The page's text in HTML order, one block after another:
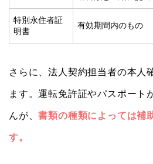
特別永住者証
明書
有効期間内のもの
さらに、法人契約担当者の本人
ます。運転免許証やパスポート
んが、書類の種類によっては補
す。